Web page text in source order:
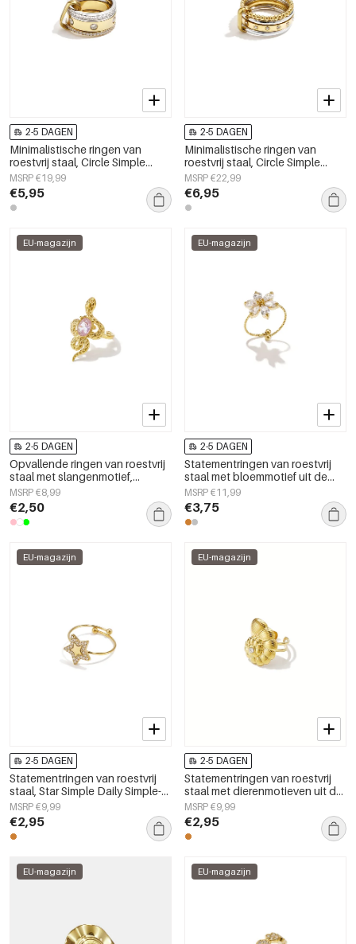
2-5 DAGEN
Minimalistische ringen van
roestvrij staal, Circle Simple
Daily Simple-serie,
damessieraden.
MSRP €19,99
€5,95
2-5 DAGEN
Minimalistische ringen van
roestvrij staal, Circle Simple
Daily Simple-serie,
damessieraden.
MSRP €22,99
€6,95
EU-magazijn
2-5 DAGEN
Opvallende ringen van roestvrij
staal met slangenmotief,
klassieke collectie voor feestjes
en bijeenkomsten, luxe
damessieraden.
MSRP €8,99
€2,50
EU-magazijn
2-5 DAGEN
Statementringen van roestvrij
staal met bloemmotief uit de
Simple Simple-serie voor dames.
MSRP €11,99
€3,75
EU-magazijn
2-5 DAGEN
Statementringen van roestvrij
staal, Star Simple Daily Simple-
serie, damessieraden
MSRP €9,99
€2,95
EU-magazijn
2-5 DAGEN
Statementringen van roestvrij
staal met dierenmotieven uit de
Simple Daily serie voor dames.
MSRP €9,99
€2,95
EU-magazijn EU-magazijn